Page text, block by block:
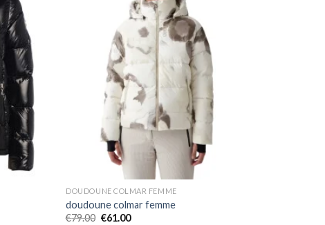
DOUDOUNE COLMAR FEMME
doudoune colmar femme
€79.00 €61.00